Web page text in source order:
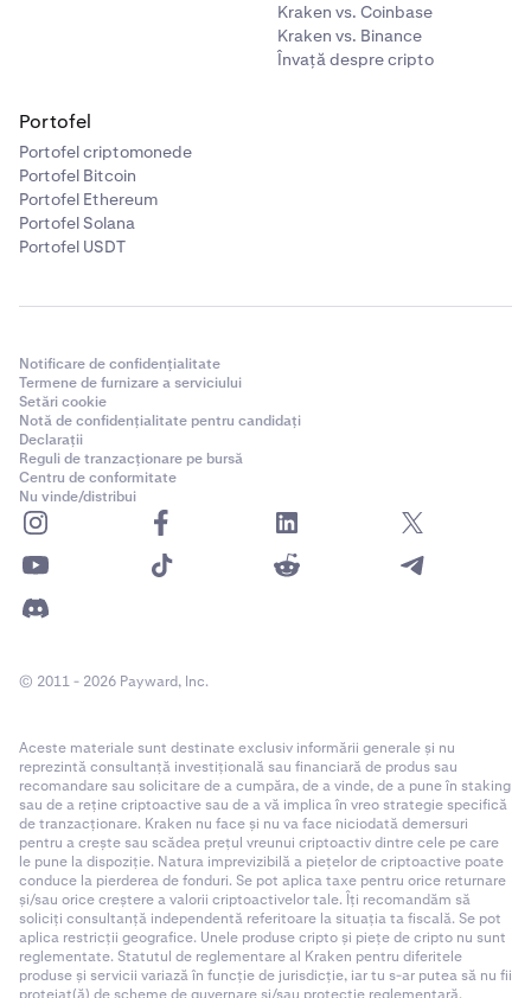
Kraken vs. Coinbase
Kraken vs. Binance
Învață despre cripto
Portofel
Portofel criptomonede
Portofel Bitcoin
Portofel Ethereum
Portofel Solana
Portofel USDT
Notificare de confidențialitate
Termene de furnizare a serviciului
Setări cookie
Notă de confidențialitate pentru candidați
Declarații
Reguli de tranzacționare pe bursă
Centru de conformitate
Nu vinde/distribui
© 2011 - 2026 Payward, Inc.
Aceste materiale sunt destinate exclusiv informării generale și nu
reprezintă consultanță investițională sau financiară de produs sau
recomandare sau solicitare de a cumpăra, de a vinde, de a pune în staking
sau de a reține criptoactive sau de a vă implica în vreo strategie specifică
de tranzacționare. Kraken nu face și nu va face niciodată demersuri
pentru a crește sau scădea prețul vreunui criptoactiv dintre cele pe care
le pune la dispoziție. Natura imprevizibilă a piețelor de criptoactive poate
conduce la pierderea de fonduri. Se pot aplica taxe pentru orice returnare
și/sau orice creștere a valorii criptoactivelor tale. Îți recomandăm să
soliciți consultanță independentă referitoare la situația ta fiscală. Se pot
aplica restricții geografice. Unele produse cripto și piețe de cripto nu sunt
reglementate. Statutul de reglementare al Kraken pentru diferitele
produse și servicii variază în funcție de jurisdicție, iar tu s-ar putea să nu fii